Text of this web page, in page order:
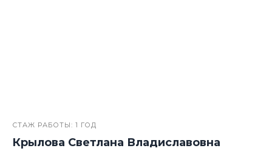
СТАЖ РАБОТЫ: 1 ГОД
Крылова Светлана Владиславовна